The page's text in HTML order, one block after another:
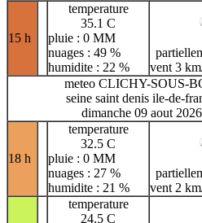
15 h
temperature
35.1 C
pluie : 0 MM
nuages : 49 %
humidite : 22 %
vent 3
meteo CLICHY-SOUS-
seine saint denis ile-de-
dimanche 09 aout 2026
18 h
temperature
32.5 C
pluie : 0 MM
nuages : 27 %
humidite : 21 %
vent 2
temperature
24.5 C